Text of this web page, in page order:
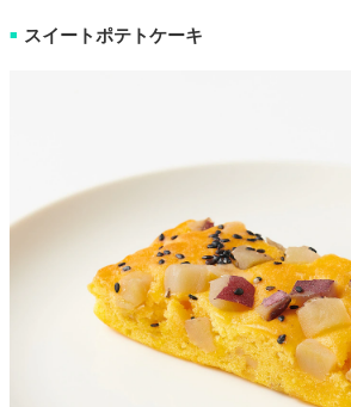
■ スイートポテトケーキ